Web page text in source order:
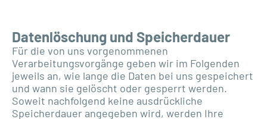
Datenlöschung und Speicherdauer
Für die von uns vorgenommenen
Verarbeitungsvorgänge geben wir im Folgenden
jeweils an, wie lange die Daten bei uns gespeichert
und wann sie gelöscht oder gesperrt werden.
Soweit nachfolgend keine ausdrückliche
Speicherdauer angegeben wird, werden Ihre